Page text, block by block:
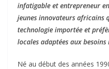
infatigable et entrepreneur
jeunes innovateurs africains
technologie importée et
locales adaptées aux
Né au début des années